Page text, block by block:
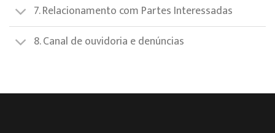
7. Relacionamento com Partes Interessadas
8. Canal de ouvidoria e denúncias